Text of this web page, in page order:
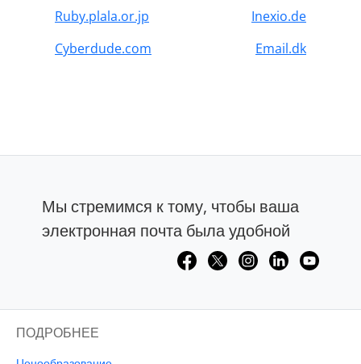
Ruby.plala.or.jp
Inexio.de
Cyberdude.com
Email.dk
Мы стремимся к тому, чтобы ваша
электронная почта была удобной
ПОДРОБНЕЕ